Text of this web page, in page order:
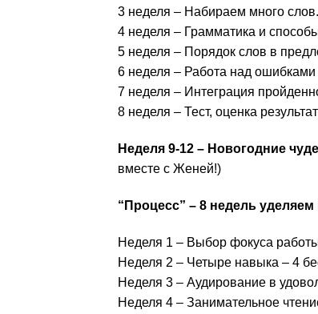
3 неделя – Набираем много
4 неделя – Грамматика и
5 неделя – Порядок слов в
6 неделя – Работа над ошибками
7 неделя – Интеграция
8 неделя – Тест, оценка
Неделя 9-12 – Новогодние
вместе с Женей!)
“Процесс” – 8 недель
Неделя 1 – Выбор фокуса
Неделя 2 – Четыре навыка – 4
Неделя 3 – Аудирование в
Неделя 4 – Занимательное